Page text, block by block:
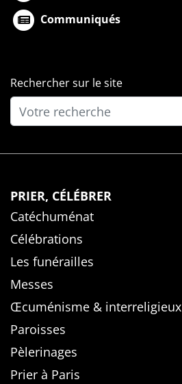
Communiqués
Rechercher sur le site
PRIER, CÉLÉBRER
Catéchuménat
Célébrations
Les funérailles
Messes
Œcuménisme & interreligieux
Paroisses
Pèlerinages
Prier à Paris